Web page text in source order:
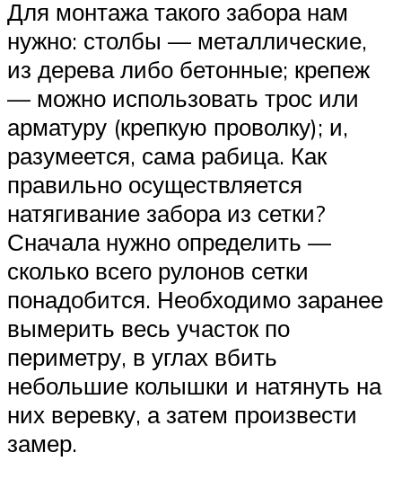
Для монтажа такого забора нам
нужно: столбы — металлические,
из дерева либо бетонные; крепеж
— можно использовать трос или
арматуру (крепкую проволку); и,
разумеется, сама рабица. Как
правильно осуществляется
натягивание забора из сетки?
Сначала нужно определить —
сколько всего рулонов сетки
понадобится. Необходимо заранее
вымерить весь участок по
периметру, в углах вбить
небольшие колышки и натянуть на
них веревку, а затем произвести
замер.